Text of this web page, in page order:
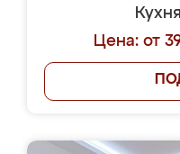
Цена: от